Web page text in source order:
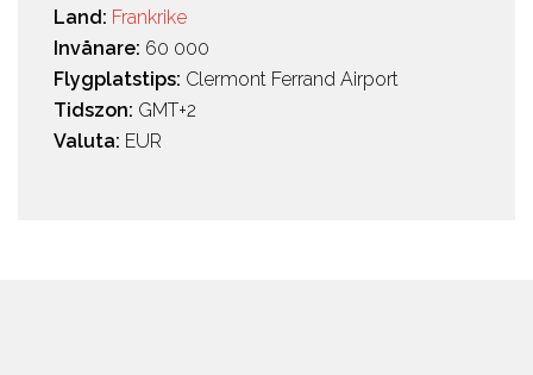
Land: Frankrike
Invånare: 60 000
Flygplatstips: Clermont Ferrand Airport
Tidszon: GMT+2
Valuta: EUR